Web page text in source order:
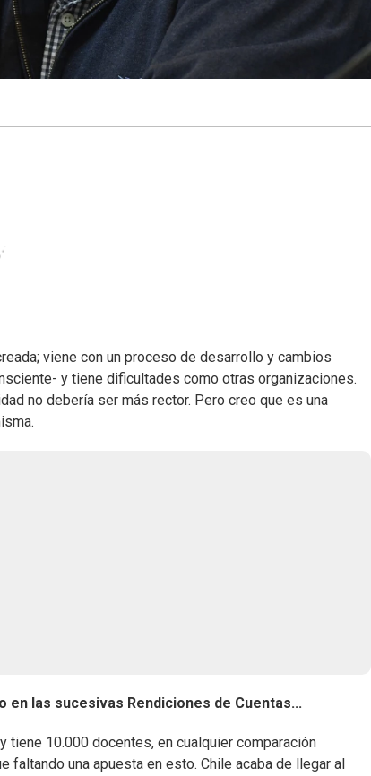
viene con un proceso de desarrollo y cambios
y tiene dificultades como otras organizaciones.
no debería ser más rector. Pero creo que es una
en las sucesivas Rendiciones de Cuentas...
tiene 10.000 docentes, en cualquier comparación
faltando una apuesta en esto. Chile acaba de llegar al